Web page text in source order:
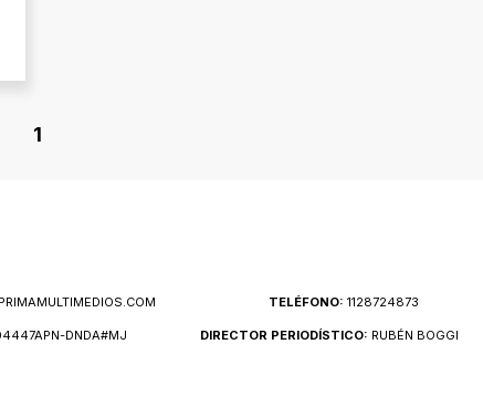
1
TELÉFONO: 1128724873
DNDA#MJ DIRECTOR PERIODÍSTICO: RUBÉN BOGGI